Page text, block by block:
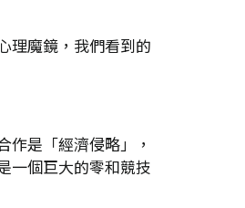
理魔鏡，我們看到的
是「經濟侵略」，
一個巨大的零和競技